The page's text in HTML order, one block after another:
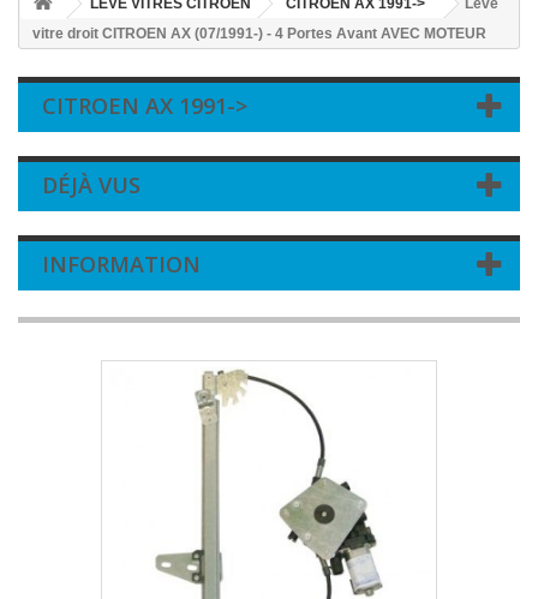
LEVE VITRES CITROEN CITROEN AX 1991->
Leve
vitre droit CITROEN AX (07/1991-) - 4 Portes Avant AVEC MOTEUR
CITROEN AX 1991->
DÉJÀ VUS
INFORMATION